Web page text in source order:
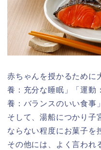
赤ちゃんを授かるために
養：充分な睡眠」「運動
養：バランスのいい食事
そして、湯船につかり子
ならない程度にお菓子を
その他には、よく言われ